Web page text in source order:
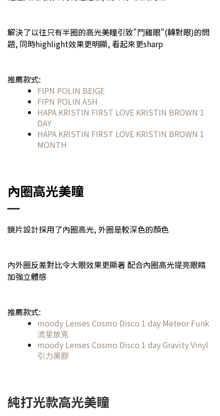
解決了以往只有半圈的高光美瞳引致"鬥雞眼"(轉對眼)的問
題, 同時highlight效果更明顯, 看起來更sharp
推薦款式:
FIPN POLIN BEIGE
FIPN POLIN ASH
HAPA KRISTIN FIRST LOVE KRISTIN BROWN 1
DAY
HAPA KRISTIN FIRST LOVE KRISTIN BROWN 1
MONTH
內圈高光美瞳
鏡片設計採用了內圈高光, 外圈是較深色的顏色
內外圈反差對比令大眼效果更顯著 配合內圈高光提亮眼睛
加強立體感
推薦款式:
moody Lenses Cosmo Disco 1 day Meteor Funk
流星放克
moody Lenses Cosmo Disco 1 day Gravity Vinyl
引力黑膠
純打光款高光美瞳